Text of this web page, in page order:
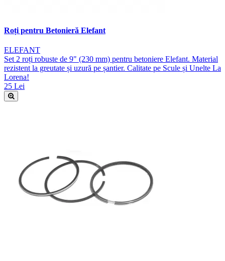
Roți pentru Betonieră Elefant
ELEFANT
Set 2 roți robuste de 9" (230 mm) pentru betoniere Elefant. Material
rezistent la greutate și uzură pe șantier. Calitate pe Scule și Unelte La
Lorena!
25 Lei